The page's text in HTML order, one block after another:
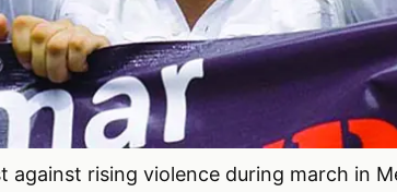
against rising violence during march in